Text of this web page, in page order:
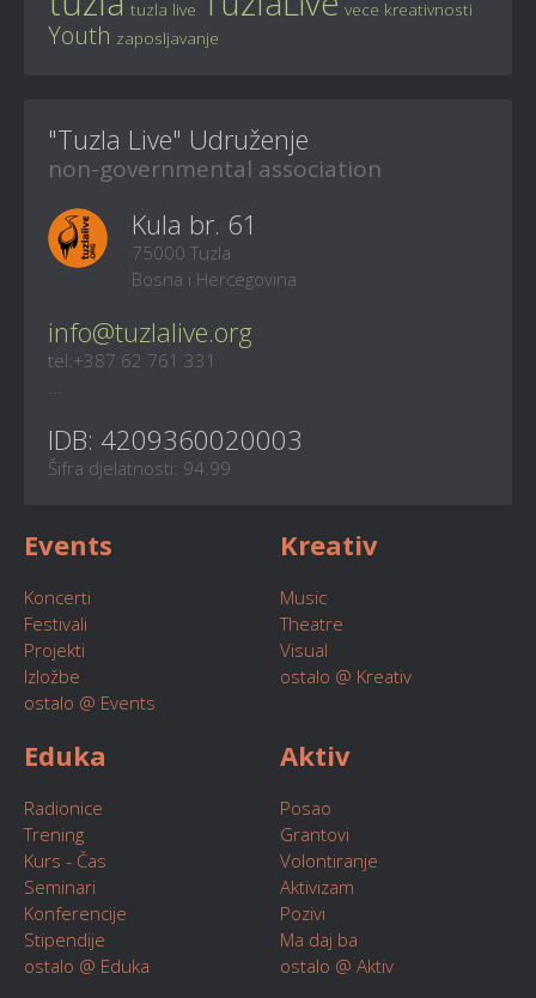
tuzla live vece kreativnosti
Youth zaposljavanje
"Tuzla Live" Udruženje
non-governmental association
Kula br. 61
75000 Tuzla
Bosna i Hercegovina
info@tuzlalive.org
tel:+387 62 761 331
IDB: 4209360020003
Šifra djelatnosti: 94.99
Events
Koncerti
Festivali
Projekti
Izložbe
ostalo @ Events
Kreativ
Music
Theatre
Visual
ostalo @ Kreativ
Eduka
Radionice
Trening
Kurs - Čas
Seminari
Konferencije
Stipendije
ostalo @ Eduka
Aktiv
Posao
Grantovi
Volontiranje
Aktivizam
Pozivi
Ma daj ba
ostalo @ Aktiv